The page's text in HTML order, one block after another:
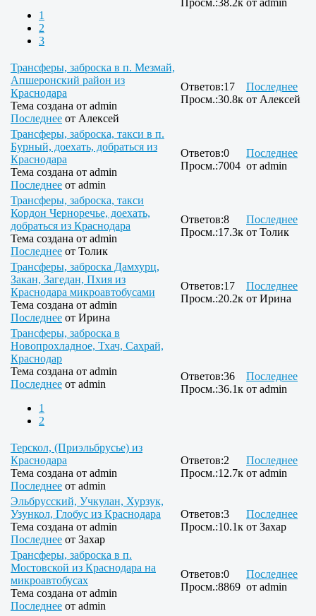
1
2
3
Просм.:38.2к от admin
Трансферы, заброска в п. Мезмай,
Апшеронский район из
Краснодара
Тема создана от admin
Последнее от Алексей
Ответов:17
Просм.:30.8к
Последнее
от Алексей
Трансферы, заброска, такси в п.
Бурный, доехать, добраться из
Краснодара
Тема создана от admin
Последнее от admin
Ответов:0
Просм.:7004
Последнее
от admin
Трансферы, заброска, такси
Кордон Черноречье, доехать,
добраться из Краснодара
Тема создана от admin
Последнее от Толик
Ответов:8
Просм.:17.3к
Последнее
от Толик
Трансферы, заброска Дамхурц,
Закан, Загедан, Пхия из
Краснодара микроавтобусами
Тема создана от admin
Последнее от Ирина
Ответов:17
Просм.:20.2к
Последнее
от Ирина
Трансферы, заброска в
Новопрохладное, Тхач, Сахрай,
Краснодар
Тема создана от admin
Последнее от admin
1
2
Ответов:36
Просм.:36.1к
Последнее
от admin
Терскол, (Приэльбрусье) из
Краснодара
Тема создана от admin
Последнее от admin
Ответов:2
Просм.:12.7к
Последнее
от admin
Эльбрусский, Учкулан, Хурзук,
Узункол, Глобус из Краснодара
Тема создана от admin
Последнее от Захар
Ответов:3
Просм.:10.1к
Последнее
от Захар
Трансферы, заброска в п.
Мостовской из Краснодара на
микроавтобусах
Тема создана от admin
Последнее от admin
Ответов:0
Просм.:8869
Последнее
от admin